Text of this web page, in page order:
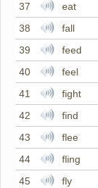
37
eat
38
fall
39
feed
40
feel
41
fight
42
find
43
flee
44
fling
45
fly